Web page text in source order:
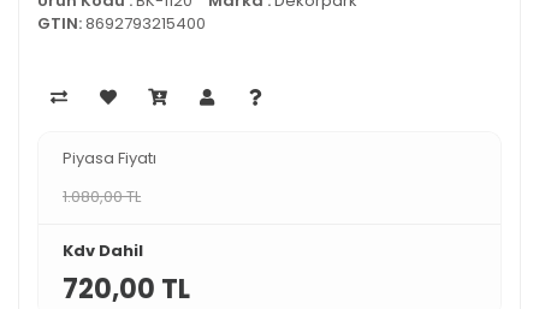
GTIN:8692793215400
Piyasa Fiyatı
1.080,00 TL
Kdv Dahil
720,00 TL